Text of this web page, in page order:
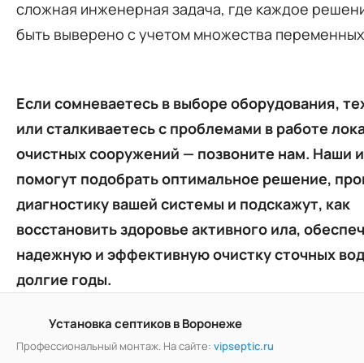
сложная инженерная задача, где каждое
быть выверено с учетом множества
Если сомневаетесь в выборе оборудования,
или сталкиваетесь с проблемами в работе
очистных сооружений — позвоните нам. Наши
помогут подобрать оптимальное решение,
диагностику вашей системы и подскажут, как
восстановить здоровье активного ила,
надежную и эффективную очистку сточных
долгие годы.
Установка септиков в Воронеже
Профессиональный монтаж. На сайте: vipseptic.ru